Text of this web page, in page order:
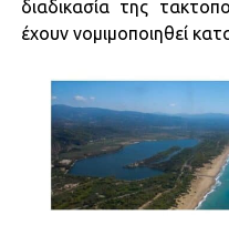
διαδικασία της
έχουν νομιμοποιηθεί